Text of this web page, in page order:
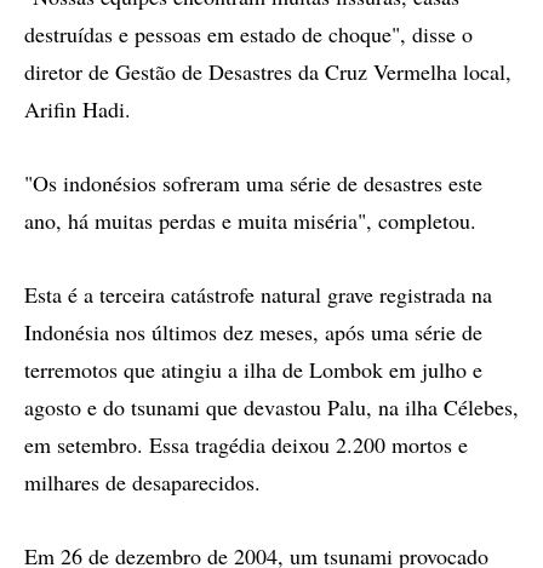
destruídas e pessoas em estado de choque", disse o
diretor de Gestão de Desastres da Cruz Vermelha local,
Arifin Hadi.
"Os indonésios sofreram uma série de desastres este
ano, há muitas perdas e muita miséria", completou.
Esta é a terceira catástrofe natural grave registrada na
Indonésia nos últimos dez meses, após uma série de
terremotos que atingiu a ilha de Lombok em julho e
agosto e do tsunami que devastou Palu, na ilha Célebes,
em setembro. Essa tragédia deixou 2.200 mortos e
milhares de desaparecidos.
Em 26 de dezembro de 2004, um tsunami provocado